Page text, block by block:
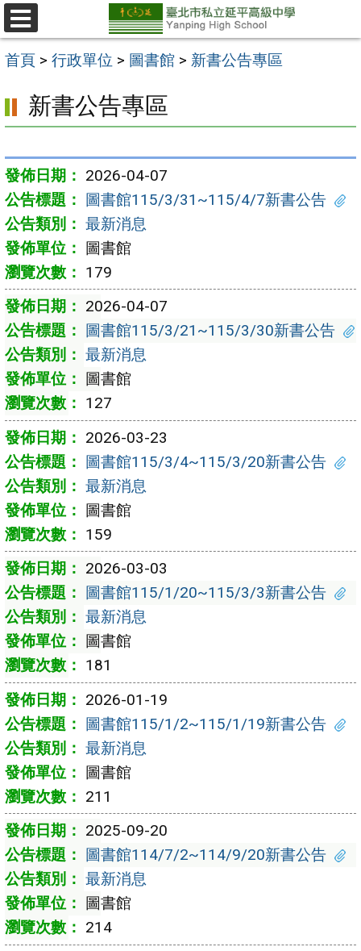
跳
至
主
容
區
選
單
首頁 > 行政單位 > 圖書館 > 新書公告專區
新書公告專區
2026-04-07
圖書館115/3/31~115/4/7新書公告
最新消息
圖書館
179
2026-04-07
圖書館115/3/21~115/3/30新書公告
最新消息
圖書館
127
2026-03-23
圖書館115/3/4~115/3/20新書公告
最新消息
圖書館
159
2026-03-03
圖書館115/1/20~115/3/3新書公告
最新消息
圖書館
181
2026-01-19
圖書館115/1/2~115/1/19新書公告
最新消息
圖書館
211
2025-09-20
圖書館114/7/2~114/9/20新書公告
最新消息
圖書館
214